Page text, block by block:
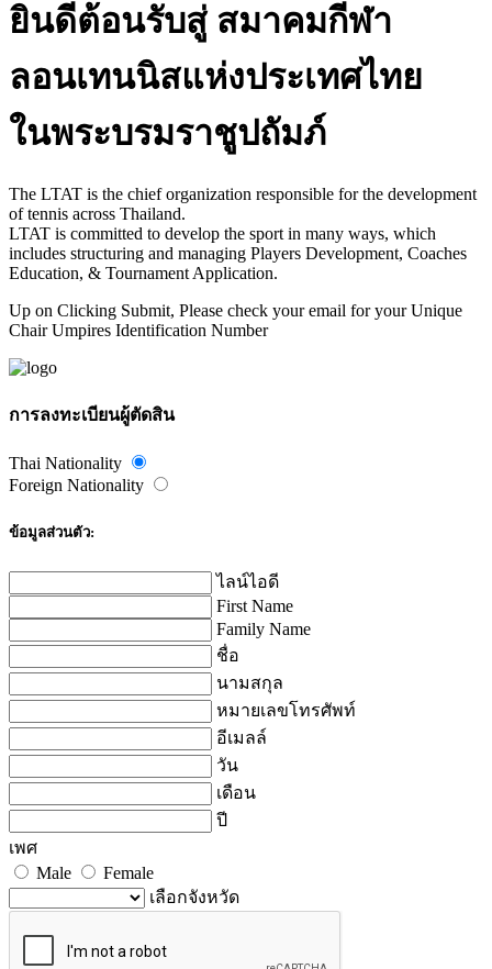
ยินดีต้อนรับสู่ สมาคมกีฬา
ลอนเทนนิสแห่งประเทศไทย
ในพระบรมราชูปถัมภ์
The LTAT is the chief organization responsible for the development
of tennis across Thailand.
LTAT is committed to develop the sport in many ways, which
includes structuring and managing Players Development, Coaches
Education, & Tournament Application.
Up on Clicking Submit, Please check your email for your Unique
Chair Umpires Identification Number
การลงทะเบียนผู้ตัดสิน
Thai Nationality
Foreign Nationality
ข้อมูลส่วนตัว:
ไลน์ไอดี
First Name
Family Name
ชื่อ
นามสกุล
หมายเลขโทรศัพท์
อีเมลล์
วัน
เดือน
ปี
เพศ
Male
Female
เลือกจังหวัด